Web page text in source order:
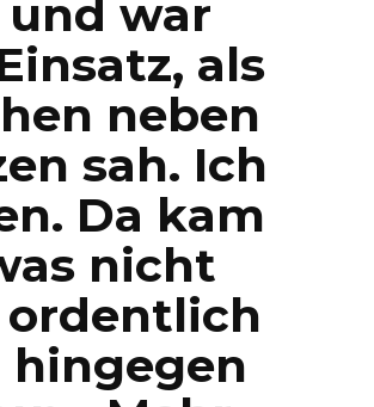
war
als
neben
sah. Ich
Da kam
nicht
hingegen